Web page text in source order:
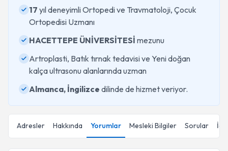
17 yıl deneyimli Ortopedi ve Travmatoloji, Çocuk
Ortopedisi Uzmanı
HACETTEPE ÜNİVERSİTESİ mezunu
Artroplasti, Batık tırnak tedavisi ve Yeni doğan
kalça ultrasonu alanlarında uzman
Almanca, İngilizce dilinde de hizmet veriyor.
Adresler Hakkında Yorumlar Mesleki Bilgiler Sorular